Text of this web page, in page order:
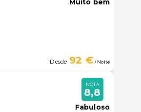
Muito bem
Desde 92 €/ Noite
NOTA
8,8
Fabuloso